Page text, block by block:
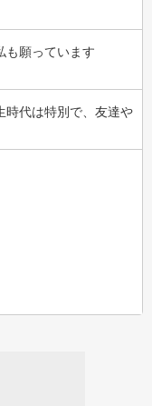
も願っています
時代は特別で、友達や